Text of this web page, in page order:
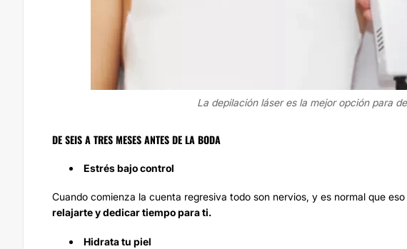
La depilación láser es la mejor opción para
DE SEIS A TRES MESES ANTES DE LA BODA
Estrés bajo control
Cuando comienza la cuenta regresiva todo son nervios, y es normal que
relajarte y dedicar tiempo para ti.
Hidrata tu piel